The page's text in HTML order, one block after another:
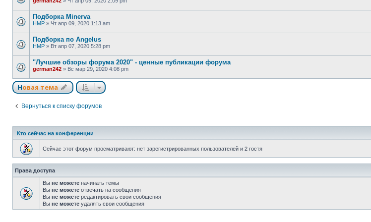
Подборка Minerva
HMP » Чт апр 09, 2020 1:13 am
Подборка по Angelus
HMP » Вт апр 07, 2020 5:28 pm
"Лучшие обзоры форума 2020" - ценные публикации форума
german242 » Вс мар 29, 2020 4:08 pm
Новая тема
Вернуться к списку форумов
Кто сейчас на конференции
Сейчас этот форум просматривают: нет зарегистрированных пользователей и 2 гостя
Права доступа
Вы не можете начинать темы
Вы не можете отвечать на сообщения
Вы не можете редактировать свои сообщения
Вы не можете удалять свои сообщения